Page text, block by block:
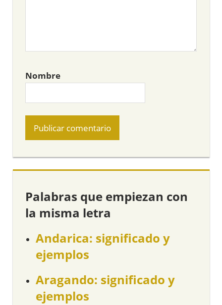
Nombre
Palabras que empiezan con
la misma letra
Andarica: significado y
ejemplos
Aragando: significado y
ejemplos